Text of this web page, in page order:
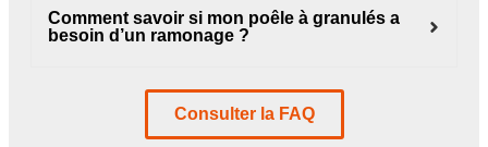
Comment savoir si mon poêle à granulés a
besoin d’un ramonage ?
Consulter la FAQ